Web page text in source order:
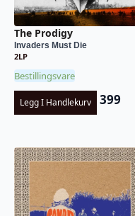
The Prodigy
Invaders Must Die
2LP
Bestillingsvare
Legg I Handlekurv 399